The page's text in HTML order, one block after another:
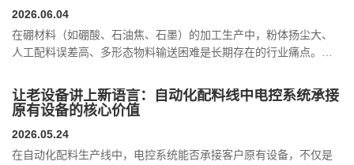
2026.06.04
在硼材料（如硼酸、石油焦、石墨）的加工生产中，粉体扬尘大、
人工配料误差高、多形态物料输送困难是长期存在的行业痛点。新
大、配比不稳定、效率低的问题，中海德推出硼材料自动化配料系
统，实现了从投料到混合的全流程自动化闭环，有效解决了粉尘控
稳定生产。
让老设备讲上新语言：自动化配料线中电控系统承接
原有设备的核心价值
2026.05.24
在自动化配料生产线中，电控系统能否承接客户原有设备，不仅是